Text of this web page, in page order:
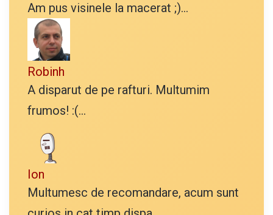
Am pus visinele la macerat ;)...
Robinh
A disparut de pe rafturi. Multumim
frumos! :(...
Ion
Multumesc de recomandare, acum sunt